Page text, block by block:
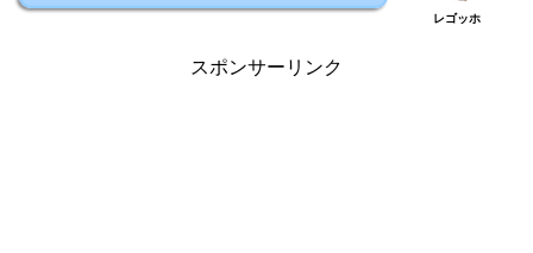
レゴッホ
スポンサーリンク